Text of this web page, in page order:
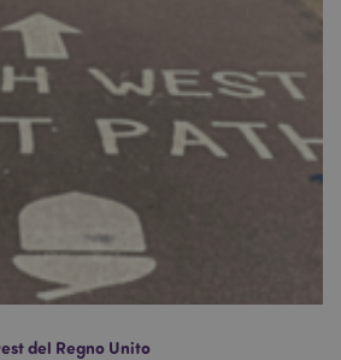
del Regno Unito